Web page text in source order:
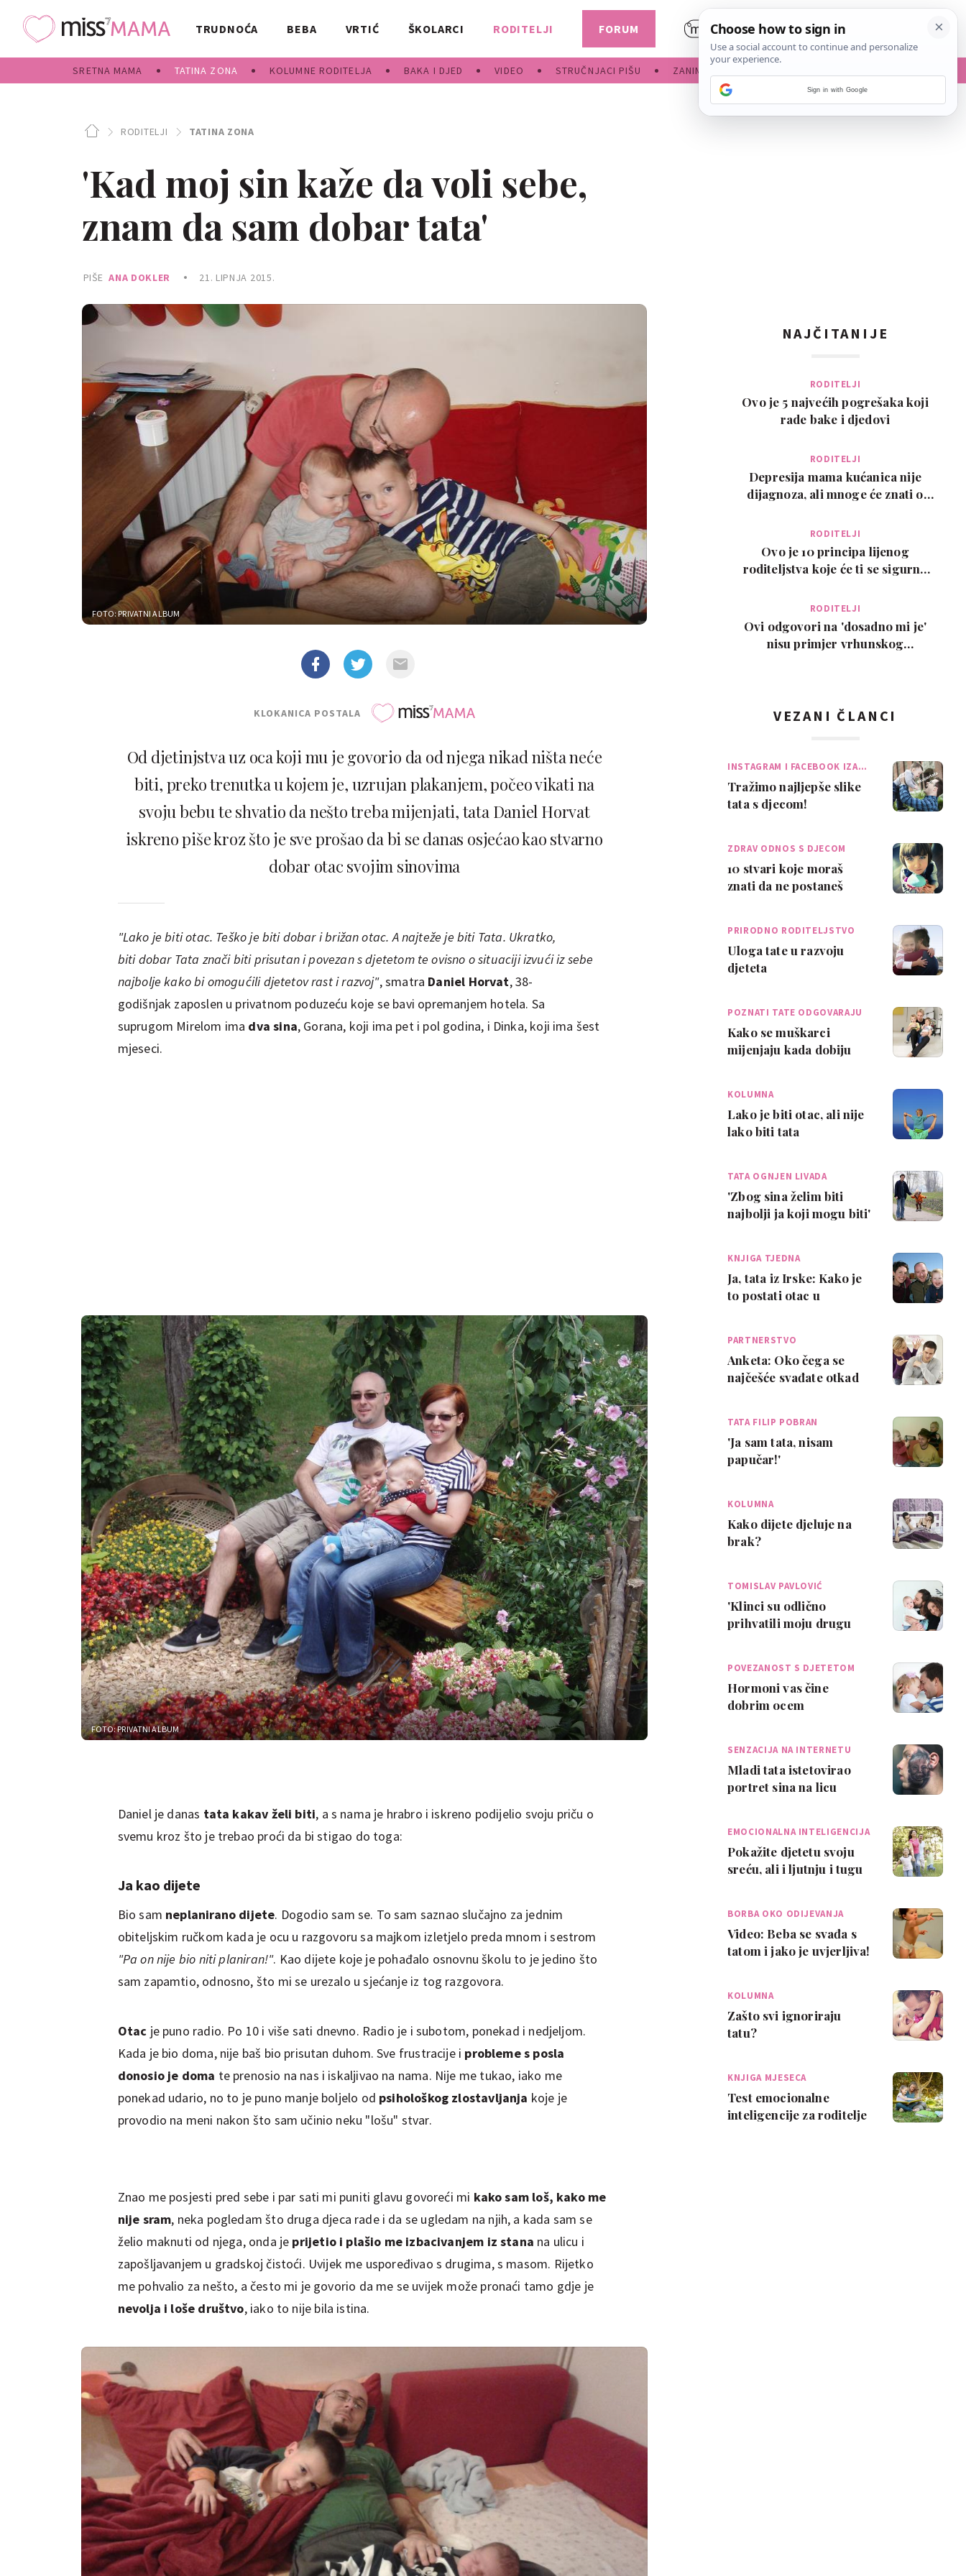
TRUDNOĆA BEBA VRTIĆ ŠKOLARCI RODITELJI
SRETNA MAMA TATINA ZONA KOLUMNE RODITELJA BAKA I DJED VIDEO STRUČNJACI PIŠU ZANIMLJIVOSTI
FORUM
RODITELJI TATINA ZONA
'Kad moj sin kaže da voli sebe,
znam da sam dobar tata'
PIŠE ANA DOKLER 21. LIPNJA 2015.
FOTO: PRIVATNI ALBUM
KLOKANICA POSTALA
Od djetinjstva uz oca koji mu je govorio da od njega nikad ništa neće
biti, preko trenutka u kojem je, uzrujan plakanjem, počeo vikati na
svoju bebu te shvatio da nešto treba mijenjati, tata Daniel Horvat
iskreno piše kroz što je sve prošao da bi se danas osjećao kao stvarno
dobar otac svojim sinovima
"Lako je biti otac. Teško je biti dobar i brižan otac. A najteže je biti Tata. Ukratko,
biti dobar Tata znači biti prisutan i povezan s djetetom te ovisno o situaciji izvući iz sebe
najbolje kako bi omogućili djetetov rast i razvoj", smatra Daniel Horvat, 38-
godišnjak zaposlen u privatnom poduzeću koje se bavi opremanjem hotela. Sa
suprugom Mirelom ima dva sina, Gorana, koji ima pet i pol godina, i Dinka, koji ima šest
mjeseci.
FOTO: PRIVATNI ALBUM
Daniel je danas tata kakav želi biti, a s nama je hrabro i iskreno podijelio svoju priču o
svemu kroz što je trebao proći da bi stigao do toga:
Ja kao dijete
Bio sam neplanirano dijete. Dogodio sam se. To sam saznao slučajno za jednim
obiteljskim ručkom kada je ocu u razgovoru sa majkom izletjelo preda mnom i sestrom
"Pa on nije bio niti planiran!". Kao dijete koje je pohađalo osnovnu školu to je jedino što
sam zapamtio, odnosno, što mi se urezalo u sjećanje iz tog razgovora.
Otac je puno radio. Po 10 i više sati dnevno. Radio je i subotom, ponekad i nedjeljom.
Kada je bio doma, nije baš bio prisutan duhom. Sve frustracije i probleme s posla
donosio je doma te prenosio na nas i iskaljivao na nama. Nije me tukao, iako me
ponekad udario, no to je puno manje boljelo od psihološkog zlostavljanja koje je
provodio na meni nakon što sam učinio neku "lošu" stvar.
Znao me posjesti pred sebe i par sati mi puniti glavu govoreći mi kako sam loš, kako me
nije sram, neka pogledam što druga djeca rade i da se ugledam na njih, a kada sam se
želio maknuti od njega, onda je prijetio i plašio me izbacivanjem iz stana na ulicu i
zapošljavanjem u gradskoj čistoći. Uvijek me uspoređivao s drugima, s masom. Rijetko
me pohvalio za nešto, a često mi je govorio da me se uvijek može pronaći tamo gdje je
nevolja i loše društvo, iako to nije bila istina.
NAJČITANIJE
RODITELJI
Ovo je 5 najvećih pogrešaka koji
rade bake i djedovi
RODITELJI
Depresija mama kućanica nije
dijagnoza, ali mnoge će znati o
RODITELJI
Ovo je 10 principa lijenog
roditeljstva koje će ti se sigurno
RODITELJI
Ovi odgovori na 'dosadno mi je'
nisu primjer vrhunskog
VEZANI ČLANCI
INSTAGRAM I FACEBOOK IZA…
Tražimo najljepše slike
tata s djecom!
ZDRAV ODNOS S DJECOM
10 stvari koje moraš
znati da ne postaneš
PRIRODNO RODITELJSTVO
Uloga tate u razvoju
djeteta
POZNATI TATE ODGOVARAJU
Kako se muškarci
mijenjaju kada dobiju
KOLUMNA
Lako je biti otac, ali nije
lako biti tata
TATA OGNJEN LIVADA
'Zbog sina želim biti
najbolji ja koji mogu biti'
KNJIGA TJEDNA
Ja, tata iz Irske: Kako je
to postati otac u
PARTNERSTVO
Anketa: Oko čega se
najčešće svađate otkad
TATA FILIP POBRAN
'Ja sam tata, nisam
papučar!'
KOLUMNA
Kako dijete djeluje na
brak?
TOMISLAV PAVLOVIĆ
'Klinci su odlično
prihvatili moju drugu
POVEZANOST S DJETETOM
Hormoni vas čine
dobrim ocem
SENZACIJA NA INTERNETU
Mladi tata istetovirao
portret sina na licu
EMOCIONALNA INTELIGENCIJA
Pokažite djetetu svoju
sreću, ali i ljutnju i tugu
BORBA OKO ODIJEVANJA
Video: Beba se svađa s
tatom i jako je uvjerljiva!
KOLUMNA
Zašto svi ignoriraju
tatu?
KNJIGA MJESECA
Test emocionalne
inteligencije za roditelje
Sign in with Google